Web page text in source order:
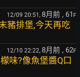
12/09 20:51, 8月前 , 61 F
豬排堡,今天再吃
12/10 22:22, 8月前 , 62F
味?像魚堡醬Q口